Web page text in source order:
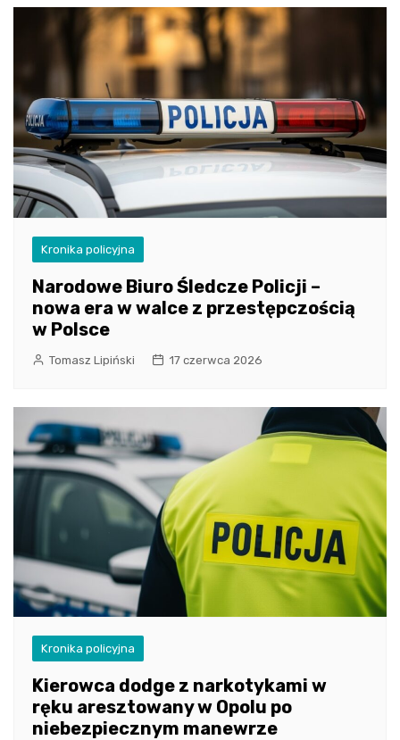
Kronika policyjna
Narodowe Biuro Śledcze Policji –
nowa era w walce z przestępczością
w Polsce
Tomasz Lipiński 17 czerwca 2026
Kronika policyjna
Kierowca dodge z narkotykami w
ręku aresztowany w Opolu po
niebezpiecznym manewrze